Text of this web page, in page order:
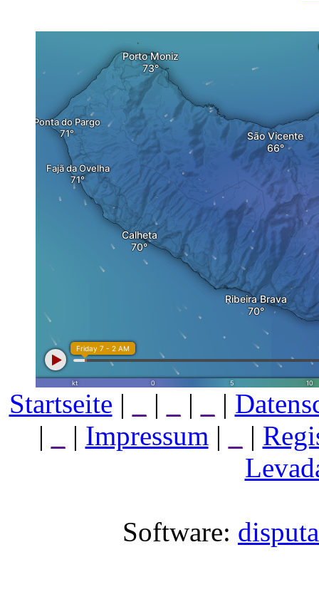
Startseite | | | |
|
| Impressum | |
Software: